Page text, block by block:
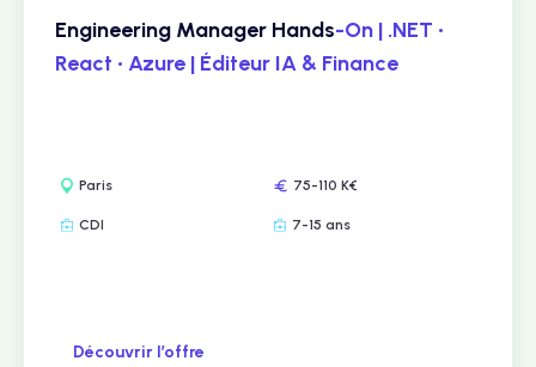
Engineering Manager Hands-On | .NET •
React • Azure | Éditeur IA & Finance
Paris 75-110 K€
CDI 7-15 ans
Découvrir l’offre